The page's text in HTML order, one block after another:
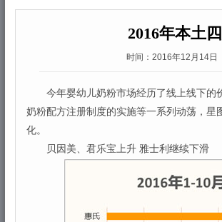
2016年本土
时间：2016年12月14日
今年婴幼儿奶粉市场经历了线上线下的
奶粉配方注册制度的实施等一系列动荡，
化。
贝因美、君乐宝上升 雅士利继续下滑